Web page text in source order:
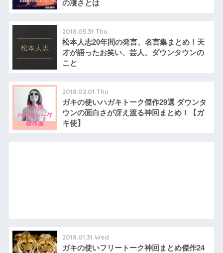
の凄さとは
2018.05.31 Thu
松本人志20年間の発言、名言集まとめ！天
才が語ったお笑い、芸人、ダウンタウンの
こと
2018.02.01 Thu
ガキの使いハガキトーク傑作29選 ダウンタ
ウンの面白さが冴え渡る神回まとめ！【ガ
キ使】
2018.01.31 Wed
ガキの使いフリートーク神回まとめ傑作24